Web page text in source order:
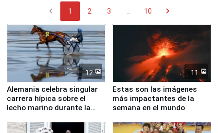
chevron_left 1 2 3 10 chevron_right
12
Alemania celebra singular
carrera hípica sobre el
lecho marino durante la
11
Estas son las imágenes
más impactantes de la
semana en el mundo